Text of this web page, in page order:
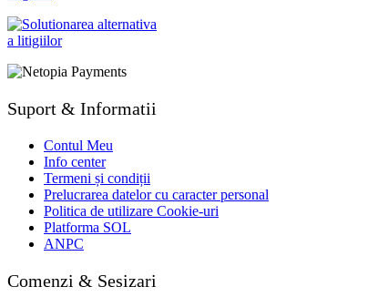
Suport & Informatii
Contul Meu
Info center
Termeni și condiții
Prelucrarea datelor cu caracter personal
Politica de utilizare Cookie-uri
Platforma SOL
ANPC
Comenzi & Sesizari